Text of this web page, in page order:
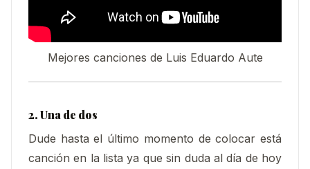
Mejores canciones de Luis Eduardo Aute
2. Una de dos
Dude hasta el último momento de colocar está
canción en la lista ya que sin duda al día de hoy